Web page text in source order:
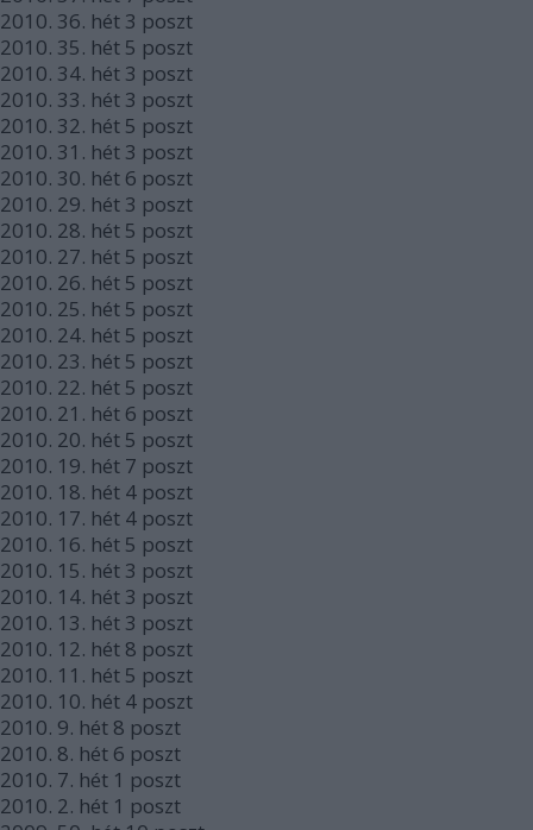
2010. 36. hét 3 poszt
2010. 35. hét 5 poszt
2010. 34. hét 3 poszt
2010. 33. hét 3 poszt
2010. 32. hét 5 poszt
2010. 31. hét 3 poszt
2010. 30. hét 6 poszt
2010. 29. hét 3 poszt
2010. 28. hét 5 poszt
2010. 27. hét 5 poszt
2010. 26. hét 5 poszt
2010. 25. hét 5 poszt
2010. 24. hét 5 poszt
2010. 23. hét 5 poszt
2010. 22. hét 5 poszt
2010. 21. hét 6 poszt
2010. 20. hét 5 poszt
2010. 19. hét 7 poszt
2010. 18. hét 4 poszt
2010. 17. hét 4 poszt
2010. 16. hét 5 poszt
2010. 15. hét 3 poszt
2010. 14. hét 3 poszt
2010. 13. hét 3 poszt
2010. 12. hét 8 poszt
2010. 11. hét 5 poszt
2010. 10. hét 4 poszt
2010. 9. hét 8 poszt
2010. 8. hét 6 poszt
2010. 7. hét 1 poszt
2010. 2. hét 1 poszt